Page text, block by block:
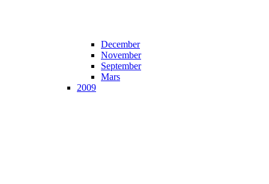
December
November
September
Mars
2009